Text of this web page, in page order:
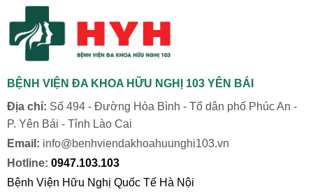
BỆNH VIỆN ĐA KHOA HỮU NGHỊ 103 YÊN BÁI
Địa chỉ: Số 494 - Đường Hòa Bình - Tổ dân phố Phúc An -
P. Yên Bái - Tỉnh Lào Cai
Email: info@benhviendakhoahuunghi103.vn
Hotline: 0947.103.103
Bệnh Viện Hữu Nghị Quốc Tế Hà Nội